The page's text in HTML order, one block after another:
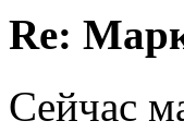
Re:
Сейчас